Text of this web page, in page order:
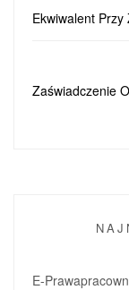
Ekwiwalent
Zaświadczenie
E-